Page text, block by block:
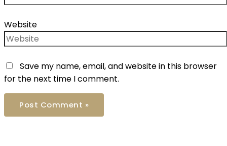
Website
Save my name, email, and website in this browser
for the next time I comment.